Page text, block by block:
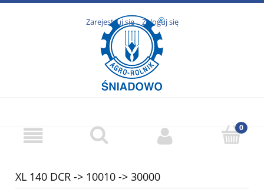
Zarejestruj się Zaloguj się
XL 140 DCR -> 10010 -> 30000